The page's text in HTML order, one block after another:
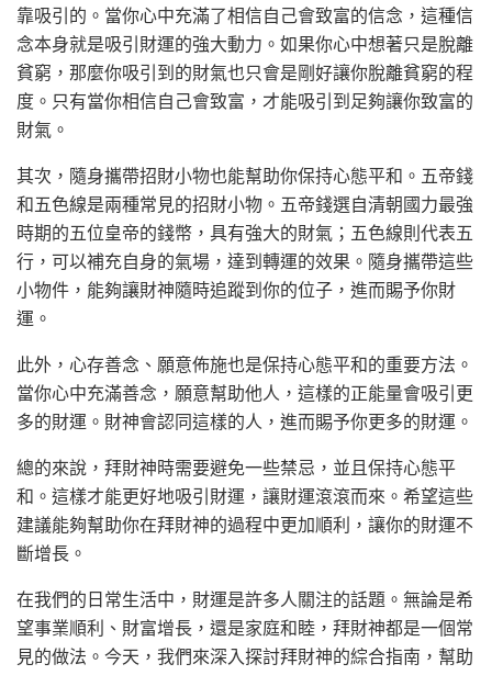
靠吸引的。當你心中充滿了相信自己會致富的信念，這種信
念本身就是吸引財運的強大動力。如果你心中想著只是脫離
貧窮，那麼你吸引到的財氣也只會是剛好讓你脫離貧窮的程
度。只有當你相信自己會致富，才能吸引到足夠讓你致富的
財氣。
其次，隨身攜帶招財小物也能幫助你保持心態平和。五帝錢
和五色線是兩種常見的招財小物。五帝錢選自清朝國力最強
時期的五位皇帝的錢幣，具有強大的財氣；五色線則代表五
行，可以補充自身的氣場，達到轉運的效果。隨身攜帶這些
小物件，能夠讓財神隨時追蹤到你的位子，進而賜予你財
運。
此外，心存善念、願意佈施也是保持心態平和的重要方法。
當你心中充滿善念，願意幫助他人，這樣的正能量會吸引更
多的財運。財神會認同這樣的人，進而賜予你更多的財運。
總的來說，拜財神時需要避免一些禁忌，並且保持心態平
和。這樣才能更好地吸引財運，讓財運滾滾而來。希望這些
建議能夠幫助你在拜財神的過程中更加順利，讓你的財運不
斷增長。
在我們的日常生活中，財運是許多人關注的話題。無論是希
望事業順利、財富增長，還是家庭和睦，拜財神都是一個常
見的做法。今天，我們來深入探討拜財神的綜合指南，幫助